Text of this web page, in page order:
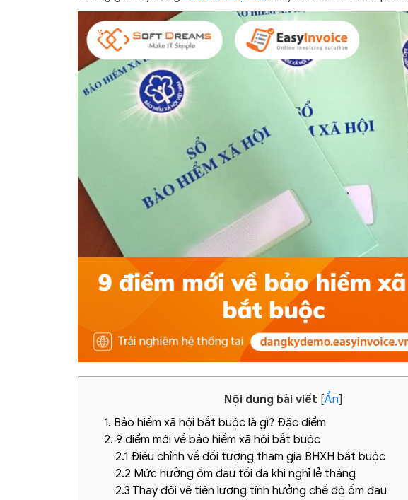
Nội dung bài viết [Ẩn]
1. Bảo hiểm xã hội bắt buộc là gì? Đặc điểm
2. 9 điểm mới về bảo hiểm xã hội bắt buộc
2.1 Điều chỉnh về đối tượng tham gia BHXH bắt buộc
2.2 Mức hưởng ốm đau tối đa khi nghỉ lẻ tháng
2.3 Thay đổi về tiền lương tính hưởng chế độ ốm đau